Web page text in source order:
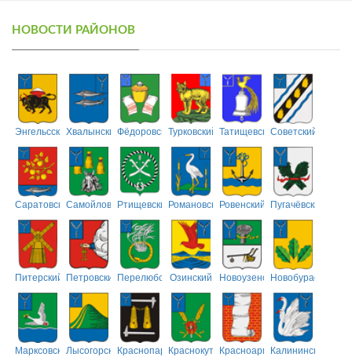
НОВОСТИ РАЙОНОВ
ЭнгельсскийХвалынскийФёдоровскийТурковский ТатищевскийСоветский
СаратовскийСамойловскийРтищевскийРомановскийРовенский Пугачёвский
Питерский ПетровскийПерелюбскийОзинский НовоузенскийНовобурасский
МарксовскийЛысогорскийКраснопартизанский
КраснокутскийКрасноармейский
Калининский